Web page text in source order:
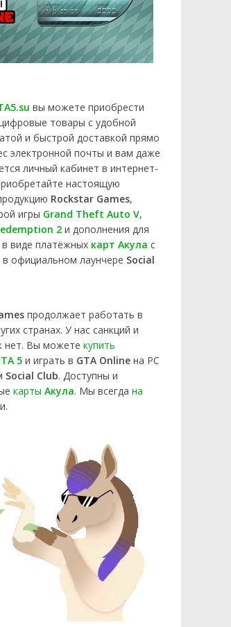
вы можете приобрести
товары с удобной
и быстрой доставкой прямо
электронной почты и вам даже
личный кабинет в интернет-
настоящую
Rockstar Games,
игры Grand Theft Auto V,
2 и дополнения для
в виде платёжных карт Акула с
в официальном лаунчере Social
продолжает работать в
странах. У нас санкций и
нет. Вы можете купить
5 и играть в GTA Online на PC
Social Club. Доступны и
карты Акула. Мы всегда на